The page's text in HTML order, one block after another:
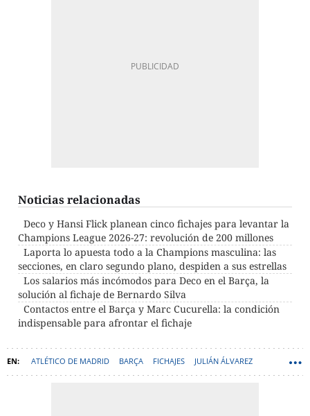
Noticias relacionadas
Deco y Hansi Flick planean cinco fichajes para levantar la
Champions League 2026-27: revolución de 200 millones
Laporta lo apuesta todo a la Champions masculina: las
secciones, en claro segundo plano, despiden a sus estrellas
Los salarios más incómodos para Deco en el Barça, la
solución al fichaje de Bernardo Silva
Contactos entre el Barça y Marc Cucurella: la condición
indispensable para afrontar el fichaje
ATLÉTICO DE MADRID BARÇA FICHAJES JULIÁN ÁLVAREZ